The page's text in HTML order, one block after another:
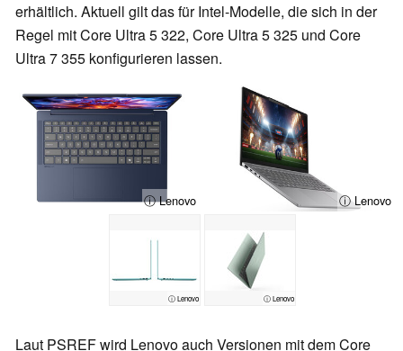
erhältlich. Aktuell gilt das für Intel-Modelle, die sich in der
Regel mit Core Ultra 5 322, Core Ultra 5 325 und Core
Ultra 7 355 konfigurieren lassen.
ⓘ Lenovo ⓘ Lenovo
ⓘ Lenovo ⓘ Lenovo
Laut PSREF wird Lenovo auch Versionen mit dem Core